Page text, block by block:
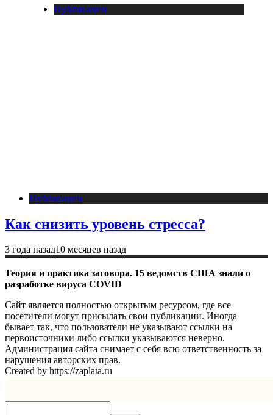
Публикации
Публикации
Как снизить уровень стресса?
3 года назад10 месяцев назад
Теория и практика заговора. 15 ведомств США знали о
разработке вируса COVID
Сайт является полностью открытым ресурсом, где все
посетители могут присылать свои публикации. Иногда
бывает так, что пользователи не указывают ссылки на
первоисточники либо ссылки указываются неверно.
Администрация сайта снимает с себя всю ответственность за
нарушения авторских прав.
Created by https://zaplata.ru